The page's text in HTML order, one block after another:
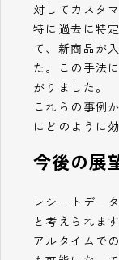
対してカスタ
特に過去に特
て、新商品が
た。この手法
がりました。
これらの事例
にどのように
今後の展
レシートデー
と考えられま
アルタイムで